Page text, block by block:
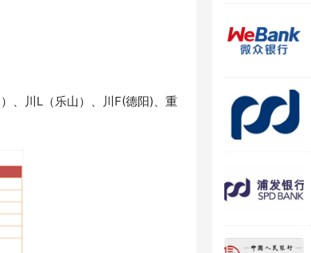
、川L（乐山）、川F(德阳)、重